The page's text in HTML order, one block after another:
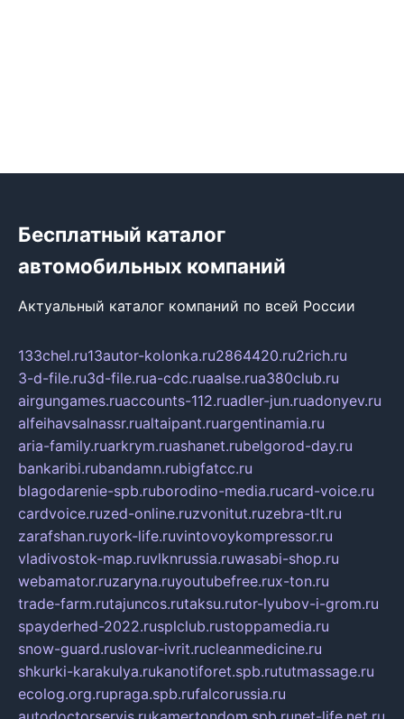
Бесплатный каталог
автомобильных компаний
Актуальный каталог компаний по всей России
133chel.ru13autor-kolonka.ru2864420.ru2rich.ru
3-d-file.ru3d-file.rua-cdc.ruaalse.rua380club.ru
airgungames.ruaccounts-112.ruadler-jun.ruadonyev.ru
alfeihavsalnassr.rualtaipant.ruargentinamia.ru
aria-family.ruarkrym.ruashanet.rubelgorod-day.ru
bankaribi.rubandamn.rubigfatcc.ru
blagodarenie-spb.ruborodino-media.rucard-voice.ru
cardvoice.ruzed-online.ruzvonitut.ruzebra-tlt.ru
zarafshan.ruyork-life.ruvintovoykompressor.ru
vladivostok-map.ruvlknrussia.ruwasabi-shop.ru
webamator.ruzaryna.ruyoutubefree.rux-ton.ru
trade-farm.rutajuncos.rutaksu.rutor-lyubov-i-grom.ru
spayderhed-2022.rusplclub.rustoppamedia.ru
snow-guard.ruslovar-ivrit.rucleanmedicine.ru
shkurki-karakulya.rukanotiforet.spb.rututmassage.ru
ecolog.org.rupraga.spb.rufalcorussia.ru